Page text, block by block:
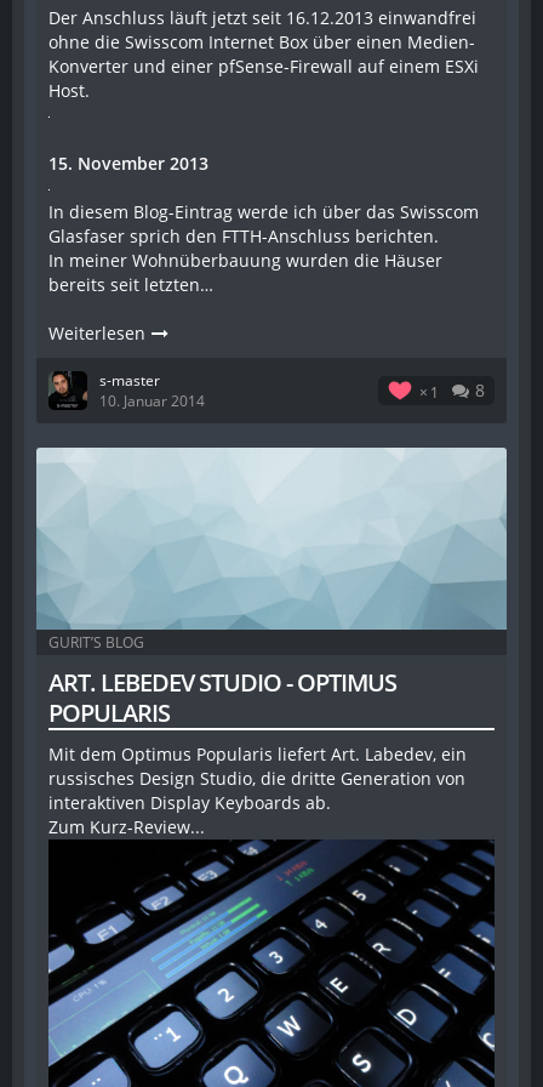
Der Anschluss läuft jetzt seit 16.12.2013 einwandfrei
ohne die Swisscom Internet Box über einen Medien-
Konverter und einer pfSense-Firewall auf einem ESXi
Host.
15. November 2013
In diesem Blog-Eintrag werde ich über das Swisscom
Glasfaser sprich den FTTH-Anschluss berichten.
In meiner Wohnüberbauung wurden die Häuser
bereits seit letzten…
Weiterlesen
s-master
10. Januar 2014
1 8
GURIT’S BLOG
ART. LEBEDEV STUDIO - OPTIMUS
POPULARIS
Mit dem Optimus Popularis liefert Art. Labedev, ein
russisches Design Studio, die dritte Generation von
interaktiven Display Keyboards ab.
Zum Kurz-Review...